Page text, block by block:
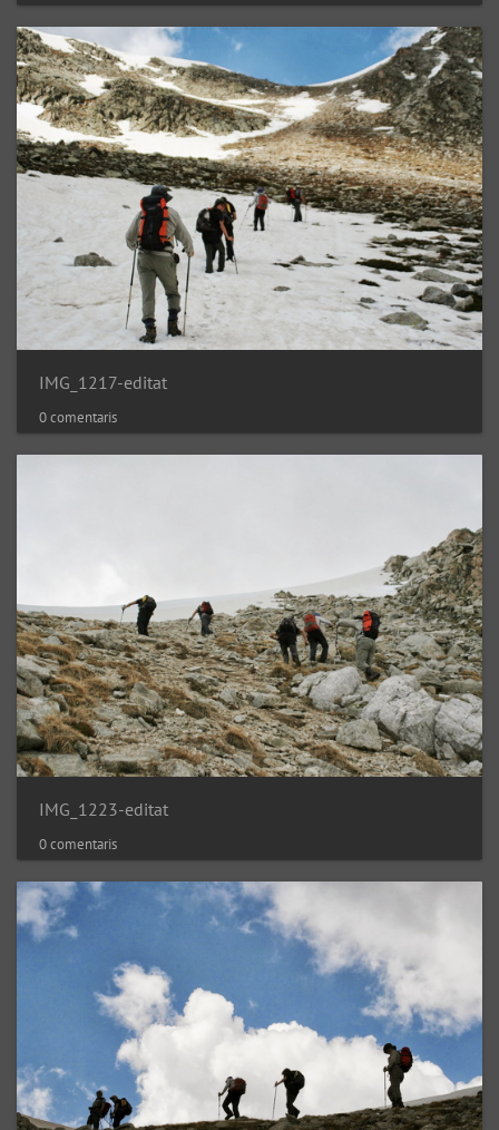
IMG_1217-editat
0 comentaris
IMG_1223-editat
0 comentaris